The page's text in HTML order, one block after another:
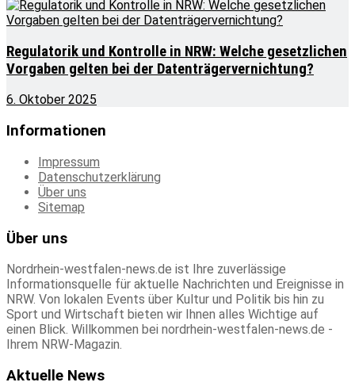
Regulatorik und Kontrolle in NRW: Welche gesetzlichen
Vorgaben gelten bei der Datenträgervernichtung?
6. Oktober 2025
Informationen
Impressum
Datenschutzerklärung
Über uns
Sitemap
Über uns
Nordrhein-westfalen-news.de ist Ihre zuverlässige
Informationsquelle für aktuelle Nachrichten und Ereignisse in
NRW. Von lokalen Events über Kultur und Politik bis hin zu
Sport und Wirtschaft bieten wir Ihnen alles Wichtige auf
einen Blick. Willkommen bei nordrhein-westfalen-news.de -
Ihrem NRW-Magazin.
Aktuelle News